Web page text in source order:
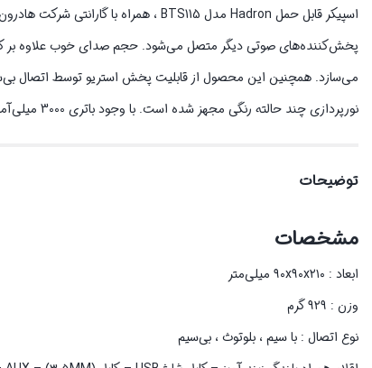
پخش‌کننده‌‌های صوتی دیگر متصل می‌شود. حجم صدای خوب علاوه بر
نورپردازی چند حالته رنگی مجهز شده است. با وجود باتری 3000 میلی‌آمپری قابلیت این را دارد که 4.5 ساعت به موسیقی گوش دهید و از کیفیت صدای مطلوب آن لذت ببرید.
توضیحات
مشخصات
ابعاد : ۹۰x۹۰x۲۱۰ میلی‌متر
وزن : ۹۲۹ گرم
نوع اتصال : با سیم ، بلوتوث ، بی‌سیم